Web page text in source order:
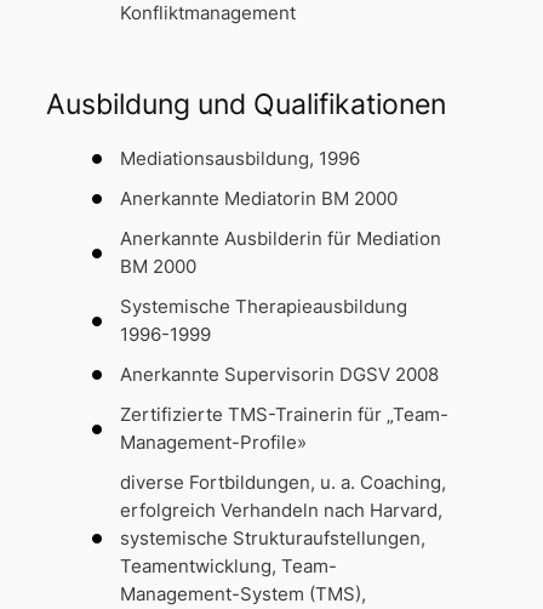
Konfliktmanagement
Ausbildung und Qualifikationen
Mediationsausbildung, 1996
Anerkannte Mediatorin BM 2000
Anerkannte Ausbilderin für Mediation
BM 2000
Systemische Therapieausbildung
1996-1999
Anerkannte Supervisorin DGSV 2008
Zertifizierte TMS-Trainerin für „Team-
Management-Profile»
diverse Fortbildungen, u. a. Coaching,
erfolgreich Verhandeln nach Harvard,
systemische Strukturaufstellungen,
Teamentwicklung, Team-
Management-System (TMS),